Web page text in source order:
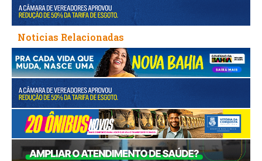
Noticias Relacionadas